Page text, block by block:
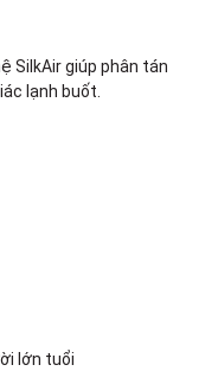
SilkAir giúp phân tán
lạnh buốt.
lớn tuổi